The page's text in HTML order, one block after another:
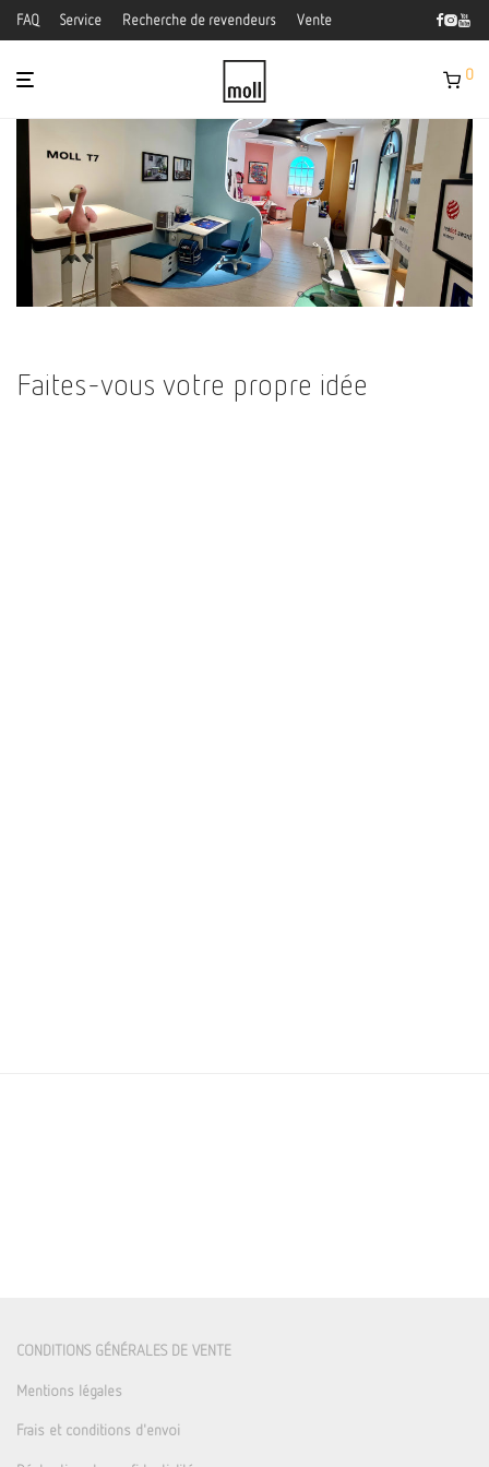
FAQ Service Recherche de revendeurs Vente
0
Faites-vous votre propre idée
CONDITIONS GÉNÉRALES DE VENTE
Mentions légales
Frais et conditions d'envoi